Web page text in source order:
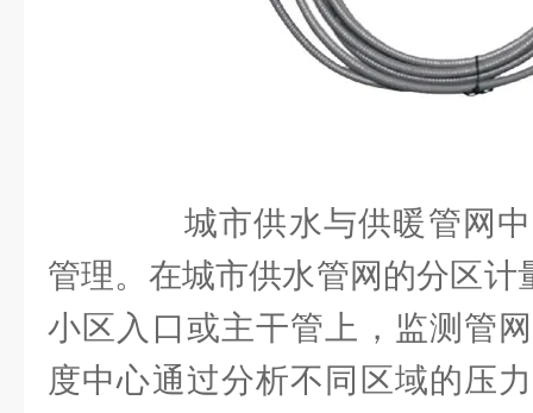
城市供水与供暖管网中
管理。在城市供水管网的分区计
小区入口或主干管上，监测管
度中心通过分析不同区域的压